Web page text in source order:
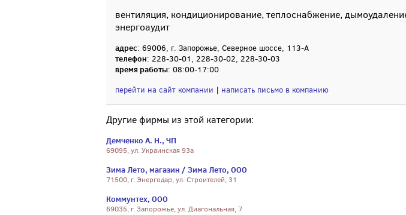
вентиляция, кондиционирование, теплоснабжение,
энергоаудит
адрес: 69006, г. Запорожье, Северное шоссе, 113-А
телефон: 228-30-01, 228-30-02, 228-30-03
время работы: 08:00-17:00
перейти на сайт компании | написать письмо в компанию
Другие фирмы из этой категории:
Демченко А. Н., ЧП
69095, ул. Украинская 93а
Зима Лето, магазин / Зима Лето, ООО
71500, г. Энергодар, ул. Строителей, 31
Коммунтех, ООО
69035, г. Запорожье, ул. Диагональная, 7